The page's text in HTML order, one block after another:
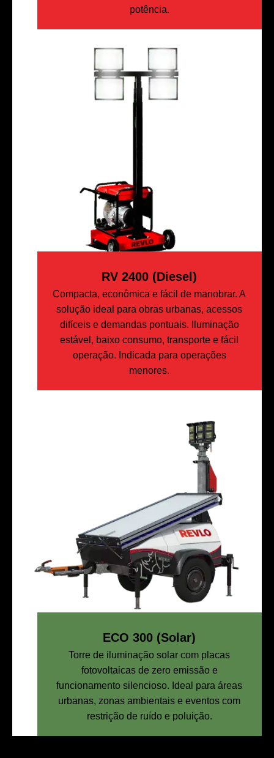
potência.
RV 2400 (Diesel)
Compacta, econômica e fácil de manobrar. A
solução ideal para obras urbanas, acessos
difíceis e demandas pontuais. Iluminação
estável, baixo consumo, transporte e fácil
operação. Indicada para operações
menores.
ECO 300 (Solar)
Torre de iluminação solar com placas
fotovoltaicas de zero emissão e
funcionamento silencioso. Ideal para áreas
urbanas, zonas ambientais e eventos com
restrição de ruído e poluição.